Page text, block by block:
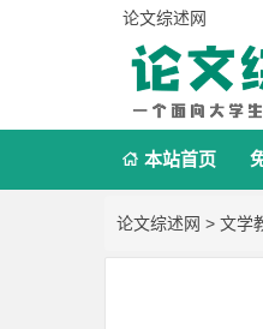
论文综述网
 本站首页
论文综述网 > 文学